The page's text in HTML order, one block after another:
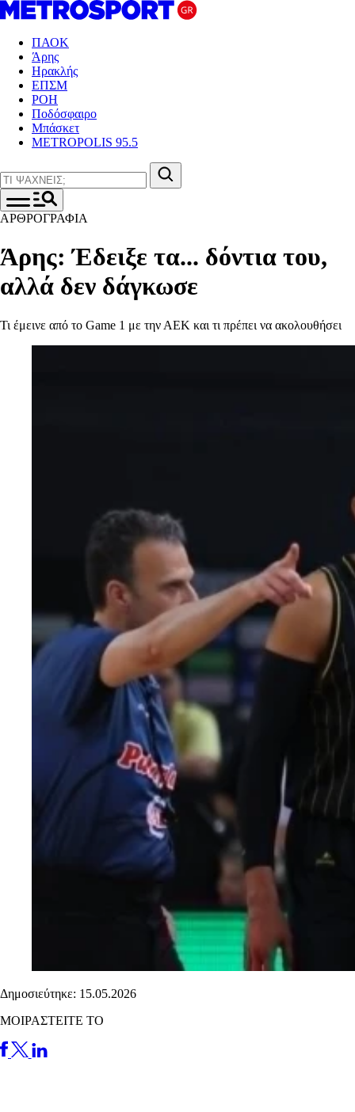
ΠΑΟΚ
Άρης
Ηρακλής
ΕΠΣΜ
ΡΟΗ
Ποδόσφαιρο
Μπάσκετ
METROPOLIS 95.5
ΑΡΘΡΟΓΡΑΦΙΑ
Άρης: Έδειξε τα... δόντια του,
αλλά δεν δάγκωσε
Τι έμεινε από το Game 1 με την ΑΕΚ και τι πρέπει να ακολουθήσει
Δημοσιεύτηκε: 15.05.2026
ΜΟΙΡΑΣΤΕΙΤΕ ΤΟ